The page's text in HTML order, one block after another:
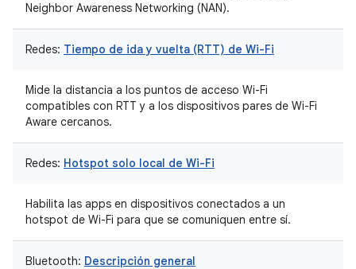
Neighbor Awareness Networking (NAN).
Redes: Tiempo de ida y vuelta (RTT) de Wi-Fi
Mide la distancia a los puntos de acceso Wi-Fi
compatibles con RTT y a los dispositivos pares de Wi-Fi
Aware cercanos.
Redes: Hotspot solo local de Wi-Fi
Habilita las apps en dispositivos conectados a un
hotspot de Wi-Fi para que se comuniquen entre sí.
Bluetooth: Descripción general